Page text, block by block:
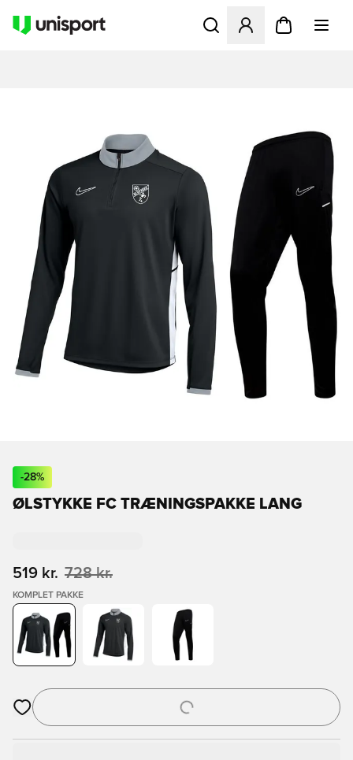
Åbner en Modal til at
-28%
ØLSTYKKE FC TRÆNINGSPAKKE LANG
519 kr. 728 kr.
KOMPLET PAKKE
Åbner en Modal til at logge ind eller tilmelde dig som medlem